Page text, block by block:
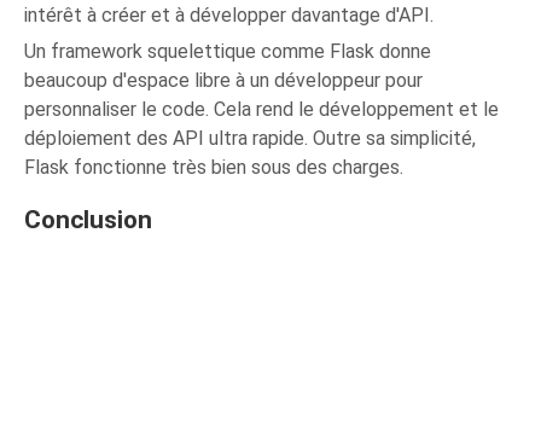
intérêt à créer et à développer davantage d'API.
Un framework squelettique comme Flask donne
beaucoup d'espace libre à un développeur pour
personnaliser le code. Cela rend le développement et le
déploiement des API ultra rapide. Outre sa simplicité,
Flask fonctionne très bien sous des charges.
Conclusion